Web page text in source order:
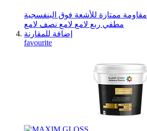
مقاومة ممتازة للأشعة فوق البنفسجية
مطفي ربع لامع لامع نصف لامع
إضافة للمقارنة
favourite